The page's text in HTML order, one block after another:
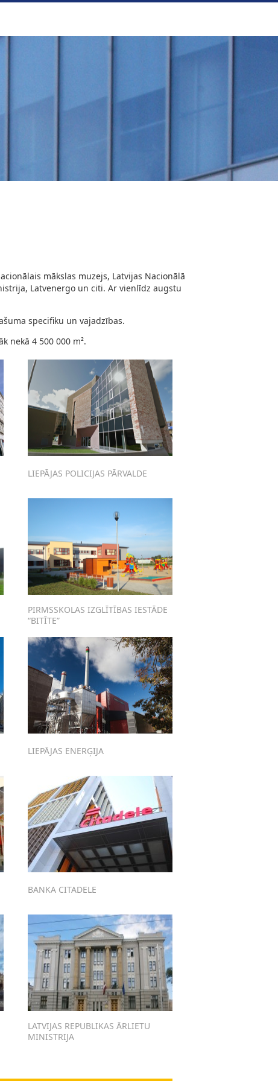
mākslas muzejs, Latvijas Nacionālā
Latvenergo un citi. Ar vienlīdz augstu
specifiku un vajadzības.
nekā 4 500 000 m².
LIEPĀJAS POLICIJAS PĀRVALDE
PIRMSSKOLAS IZGLĪTĪBAS IESTĀDE
“BITĪTE”
LIEPĀJAS ENERĢIJA
BANKA CITADELE
LATVIJAS REPUBLIKAS ĀRLIETU
MINISTRIJA